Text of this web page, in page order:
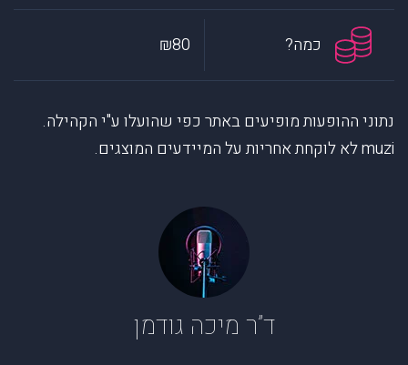
כמה? ₪80
נתוני ההופעות מופיעים באתר כפי שהועלו ע"י הקהילה.
muzi לא לוקחת אחריות על המיידעים המוצגים.
ד”ר מיכה גודמן